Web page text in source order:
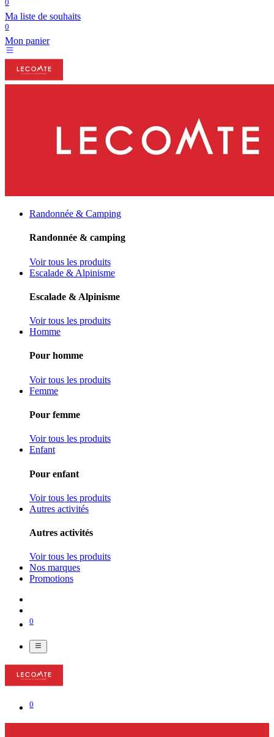
Ma liste de souhaits
0
Mon panier
Randonnée & Camping
Randonnée & camping
Voir tous les produits
Escalade & Alpinisme
Escalade & Alpinisme
Voir tous les produits
Homme
Pour homme
Voir tous les produits
Femme
Pour femme
Voir tous les produits
Enfant
Pour enfant
Voir tous les produits
Autres activités
Autres activités
Voir tous les produits
Nos marques
Promotions
0
0